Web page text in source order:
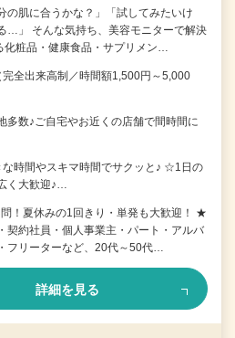
の肌に合うかな？」「試してみたいけ
…」 そんな気持ち、美容モニターで解決
化粧品・健康食品・サプリメン…
全出来高制／時間額1,500円～5,000
数♪ご自宅やお近くの店舗で間時間に
な時間やスキマ時間でサクッと♪ ☆1日の
く大歓迎♪…
！夏休みの1回きり・単発も大歓迎！ ★
契約社員・個人事業主・パート・アルバ
フリーターなど、20代～50代…
詳細を見る